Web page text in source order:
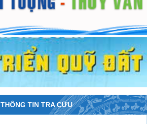
THÔNG TIN TRA CỨU